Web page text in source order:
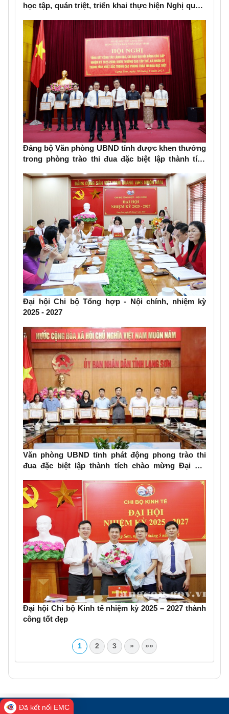
học tập, quán triệt, triển khai thực hiện Nghị quyết
kỳ 2025-2030
Đảng bộ Văn phòng UBND tỉnh được khen thưởng
trong phòng trào thi đua đặc biệt lập thành tích
Đại hội Chi bộ Tổng hợp - Nội chính, nhiệm kỳ
2025 - 2027
Văn phòng UBND tỉnh phát động phong trào thi
đua đặc biệt lập thành tích chào mừng Đại hội
lần thứ XVIII
Đại hội Chi bộ Kinh tế nhiệm kỳ 2025 – 2027 thành
công tốt đẹp
1 2 3 » »»
Đã kết nối EMC